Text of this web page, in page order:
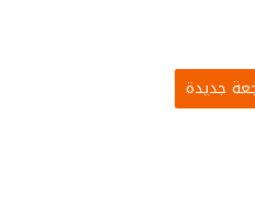
جديدة